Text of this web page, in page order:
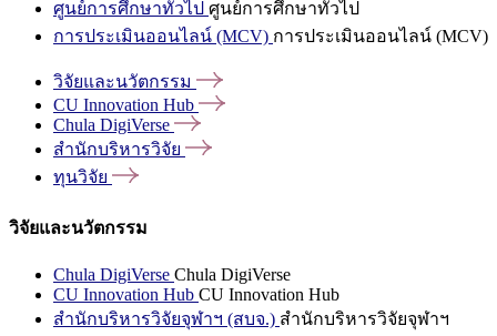
ศูนย์การศึกษาทั่วไป ศูนย์การศึกษาทั่วไป
การประเมินออนไลน์ (MCV) การประเมินออนไลน์ (MCV)
วิจัยและนวัตกรรม
CU Innovation Hub
Chula DigiVerse
สำนักบริหารวิจัย
ทุนวิจัย
วิจัยและนวัตกรรม
Chula DigiVerse Chula DigiVerse
CU Innovation Hub CU Innovation Hub
สำนักบริหารวิจัยจุฬาฯ (สบจ.) สำนักบริหารวิจัยจุฬาฯ